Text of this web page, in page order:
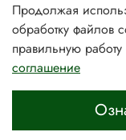
магазин)
+7(931)
магазин)
Продолжая
обработку файлов
правильную
соглашение